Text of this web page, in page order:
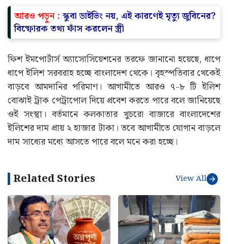
আরও পড়ুন :স্কুবা ডাইভিং নয়, এই কারণেই মৃত্যু জুবিনের?
বিষ্ফোরক তথ্য ফাঁস করলেন স্ত্রী
ফিশ ইমপোর্টার্স অ্যাসোসিয়েশনের তরফে জানানো হয়েছে, ধাপে
ধাপে ইলিশ সরবরাহ হচ্ছে বাংলাদেশ থেকে। বৃহস্পতিবার থেকেই
বাড়বে আমদানির পরিমাণ। আগামীতে আরও ৭-৮ টি ইলিশ
বোঝাই ট্রাক পেট্রাপোল দিয়ে প্রবেশ করতে পারে বলে জানিয়েছে
ওই সংস্থা। বর্তমানে কলকাতার খুচরো বাজারে বাংলাদেশের
ইলিশের দাম প্রায় ২ হাজার টাকা। তবে আগামীতে যোগান বাড়লে
দাম সাধ্যের মধ্যে আসতে পারে বলে মনে করা হচ্ছে।
Related Stories View All